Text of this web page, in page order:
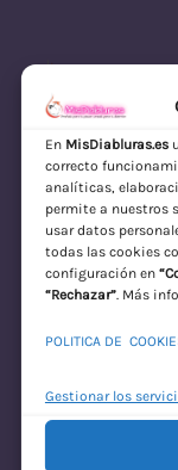
En MisDiabluras.es
correcto
analíticas,
permite a nuestros
usar datos
todas las cookies
configuración en
“Rechazar”. Más
POLITICA DE
Gestionar los
Discreto en